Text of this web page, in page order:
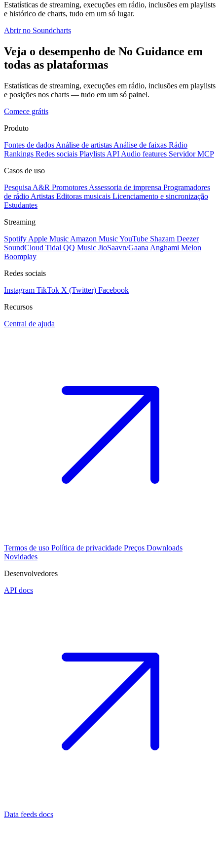
Estatísticas de streaming, execuções em rádio, inclusões em playlists
e histórico de charts, tudo em um só lugar.
Abrir no Soundcharts
Veja o desempenho de No Guidance em
todas as plataformas
Estatísticas de streaming, execuções em rádio, inclusões em playlists
e posições nos charts — tudo em um só painel.
Comece grátis
Produto
Fontes de dados Análise de artistas Análise de faixas Rádio
Rankings Redes sociais Playlists API Audio features Servidor MCP
Casos de uso
Pesquisa A&R Promotores Assessoria de imprensa Programadores
de rádio Artistas Editoras musicais Licenciamento e sincronização
Estudantes
Streaming
Spotify Apple Music Amazon MusicYouTube Shazam Deezer
SoundCloud Tidal QQ Music JioSaavn/Gaana Anghami Melon
Boomplay
Redes sociais
Instagram TikTok X (Twitter) Facebook
Recursos
Central de ajuda
Termos de uso Política de privacidade Preços Downloads
Novidades
Desenvolvedores
API docs
Data feeds docs